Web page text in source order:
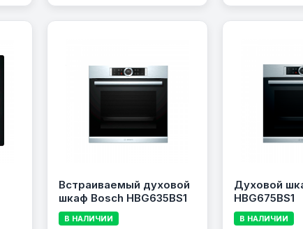
Встраиваемый духовой
шкаф Bosch HBG635BS1
В НАЛИЧИИ
Духовой
HBG675BS1
В НАЛИЧИИ